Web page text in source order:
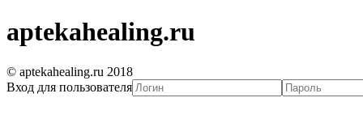
aptekahealing.ru
© aptekahealing.ru 2018
Вход для пользователя